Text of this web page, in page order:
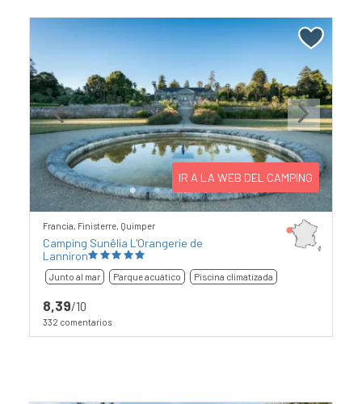
Previous Next
IR A LA WEB DEL CAMPING
Francia, Finisterre, Quimper
Camping Sunêlia L'Orangerie de
Lanniron
Junto al mar Parque acuático Piscina climatizada
8,39/10
332 comentarios